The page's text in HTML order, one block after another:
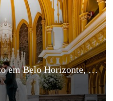
Fotografia de Casamento em Belo Horizonte, Minas Gerais, Mateus e Suellen